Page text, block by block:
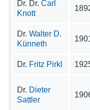
Dr. Dr.Carl
Knott
Dr.Walter D.
Künneth
Dr. Fritz Pirkl
Dr. Dieter
Sattler